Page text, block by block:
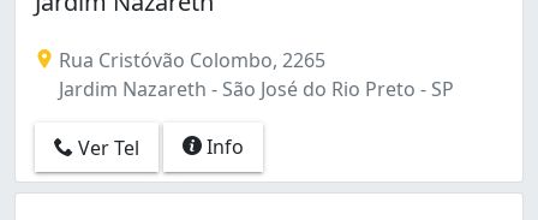
Jardim Santa Maria (1)
Pinheiros (1)
Vila Imperial (1)
Rua Cristóvão Colombo, 2265
Jardim Nazareth - São José do Rio Preto - SP
Ver Tel Info